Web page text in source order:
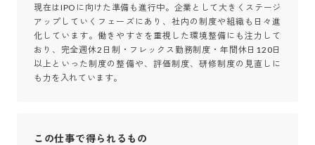
現在はIPOに向けた準備も進行中。企業として大きくステージ
アップしていくフェーズにあり、社内の制度や組織も日々進
化しています。働きやすさを重視した環境整備にも注力して
おり、完全週休2日制・フレックス勤務制度・年間休日120日
以上といった制度の整備や、評価制度、研修制度の見直しに
も力を入れています。
この仕事で得られるもの